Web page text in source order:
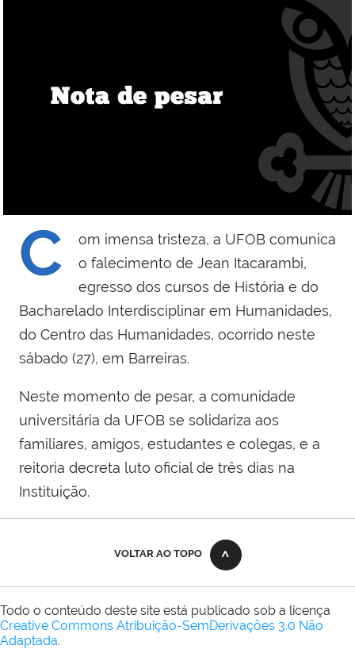
C
om imensa tristeza, a UFOB comunica
o falecimento de Jean Itacarambi,
egresso dos cursos de História e do
Bacharelado Interdisciplinar em Humanidades,
do Centro das Humanidades, ocorrido neste
sábado (27), em Barreiras.
Neste momento de pesar, a comunidade
universitária da UFOB se solidariza aos
familiares, amigos, estudantes e colegas, e a
reitoria decreta luto oficial de três dias na
Instituição.
VOLTAR AO TOPO
Todo o conteúdo deste site está publicado sob a licença
Creative Commons Atribuição-SemDerivações 3.0 Não
Adaptada.